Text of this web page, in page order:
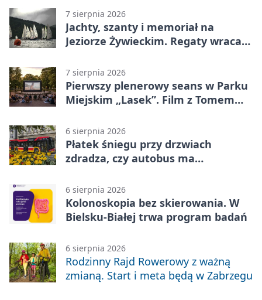
7 sierpnia 2026
Jachty, szanty i memoriał na
Jeziorze Żywieckim. Regaty wracają
7 sierpnia 2026
Pierwszy plenerowy seans w Parku
Miejskim „Lasek”. Film z Tomem
6 sierpnia 2026
Płatek śniegu przy drzwiach
zdradza, czy autobus ma
6 sierpnia 2026
Kolonoskopia bez skierowania. W
Bielsku-Białej trwa program badań
6 sierpnia 2026
Rodzinny Rajd Rowerowy z ważną
zmianą. Start i meta będą w Zabrzegu